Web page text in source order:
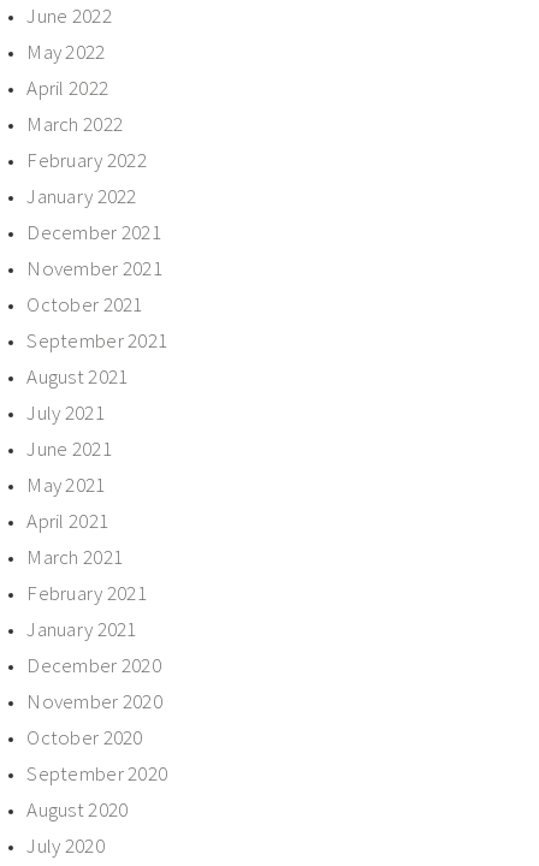
June 2022
May 2022
April 2022
March 2022
February 2022
January 2022
December 2021
November 2021
October 2021
September 2021
August 2021
July 2021
June 2021
May 2021
April 2021
March 2021
February 2021
January 2021
December 2020
November 2020
October 2020
September 2020
August 2020
July 2020